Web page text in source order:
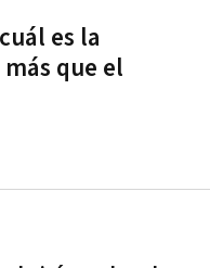
es la
que el